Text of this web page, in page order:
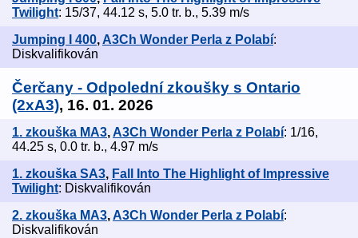
Twilight: 15/37, 44.12 s, 5.0 tr. b., 5.39 m/s
Jumping I 400, A3Ch Wonder Perla z Polabí:
Diskvalifikován
Čerčany - Odpolední zkoušky s Ontario
(2xA3), 16. 01. 2026
1. zkouška MA3,A3Ch Wonder Perla z Polabí: 1/16,
44.25 s, 0.0 tr. b., 4.97 m/s
1. zkouška SA3, Fall Into The Highlight of Impressive
Twilight: Diskvalifikován
2. zkouška MA3,A3Ch Wonder Perla z Polabí:
Diskvalifikován